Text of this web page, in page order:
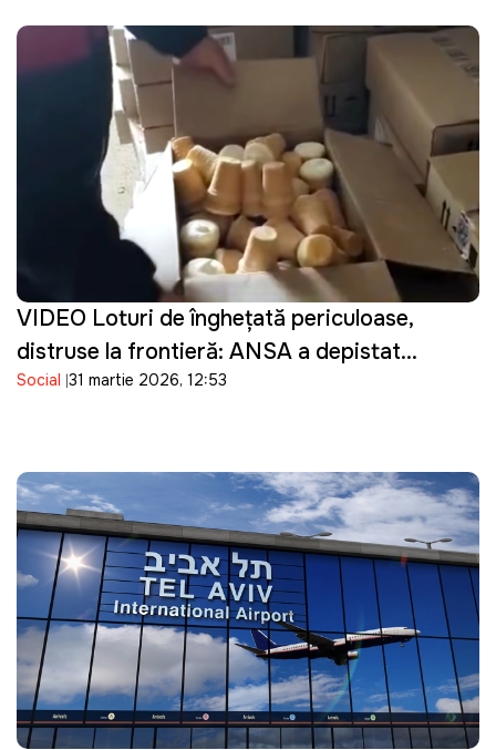
VIDEO Loturi de înghețată periculoase,
distruse la frontieră: ANSA a depistat
bacterii în produsele importate
Social 31 martie 2026, 12:53